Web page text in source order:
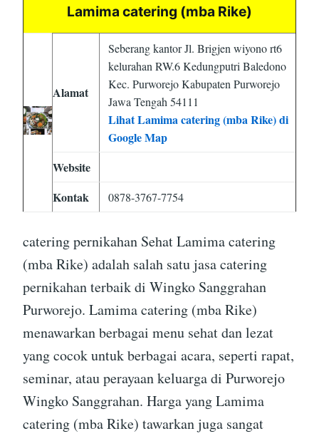
Lamima catering (mba Rike)
Alamat
Seberang kantor Jl. Brigjen wiyono rt6
kelurahan RW.6 Kedungputri Baledono
Kec. Purworejo Kabupaten Purworejo
Jawa Tengah 54111
Lihat Lamima catering (mba Rike) di
Google Map
Website
Kontak
0878-3767-7754
catering pernikahan Sehat Lamima catering
(mba Rike) adalah salah satu jasa catering
pernikahan terbaik di Wingko Sanggrahan
Purworejo. Lamima catering (mba Rike)
menawarkan berbagai menu sehat dan lezat
yang cocok untuk berbagai acara, seperti rapat,
seminar, atau perayaan keluarga di Purworejo
Wingko Sanggrahan. Harga yang Lamima
catering (mba Rike) tawarkan juga sangat